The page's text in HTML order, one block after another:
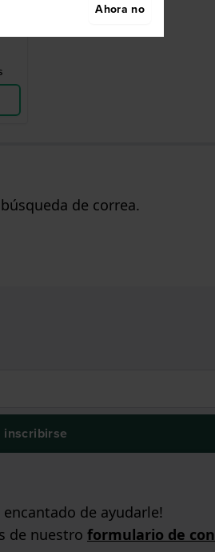
de correa.
inscribirse
de ayudarle!
de nuestro formulario de
Ahora no